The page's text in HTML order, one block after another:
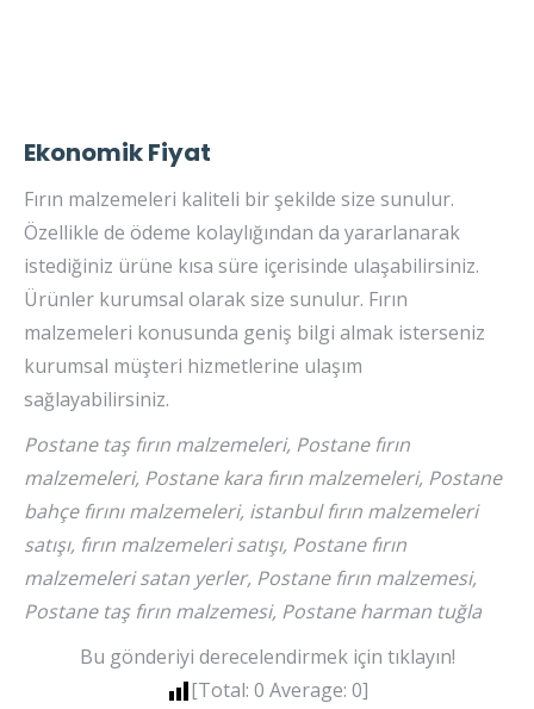
Ekonomik Fiyat
Fırın malzemeleri kaliteli bir şekilde size sunulur.
Özellikle de ödeme kolaylığından da yararlanarak
istediğiniz ürüne kısa süre içerisinde ulaşabilirsiniz.
Ürünler kurumsal olarak size sunulur. Fırın
malzemeleri konusunda geniş bilgi almak isterseniz
kurumsal müşteri hizmetlerine ulaşım
sağlayabilirsiniz.
Postane taş fırın malzemeleri, Postane fırın
malzemeleri, Postane kara fırın malzemeleri, Postane
bahçe fırını malzemeleri, istanbul fırın malzemeleri
satışı, fırın malzemeleri satışı, Postane fırın
malzemeleri satan yerler, Postane fırın malzemesi,
Postane taş fırın malzemesi, Postane harman tuğla
Bu gönderiyi derecelendirmek için tıklayın!
[Total: 0 Average: 0]